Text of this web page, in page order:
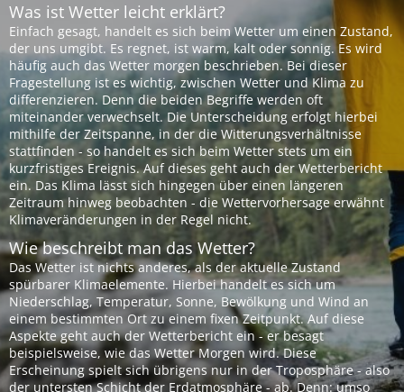
Was ist Wetter leicht erklärt?
Einfach gesagt, handelt es sich beim Wetter um einen Zustand,
der uns umgibt. Es regnet, ist warm, kalt oder sonnig. Es wird
häufig auch das Wetter morgen beschrieben. Bei dieser
Fragestellung ist es wichtig, zwischen Wetter und Klima zu
differenzieren. Denn die beiden Begriffe werden oft
miteinander verwechselt. Die Unterscheidung erfolgt hierbei
mithilfe der Zeitspanne, in der die Witterungsverhältnisse
stattfinden - so handelt es sich beim Wetter stets um ein
kurzfristiges Ereignis. Auf dieses geht auch der Wetterbericht
ein. Das Klima lässt sich hingegen über einen längeren
Zeitraum hinweg beobachten - die Wettervorhersage erwähnt
Klimaveränderungen in der Regel nicht.
Wie beschreibt man das Wetter?
Das Wetter ist nichts anderes, als der aktuelle Zustand
spürbarer Klimaelemente. Hierbei handelt es sich um
Niederschlag, Temperatur, Sonne, Bewölkung und Wind an
einem bestimmten Ort zu einem fixen Zeitpunkt. Auf diese
Aspekte geht auch der Wetterbericht ein - er besagt
beispielsweise, wie das Wetter Morgen wird. Diese
Erscheinung spielt sich übrigens nur in der Troposphäre - also
der untersten Schicht der Erdatmosphäre - ab. Denn: umso